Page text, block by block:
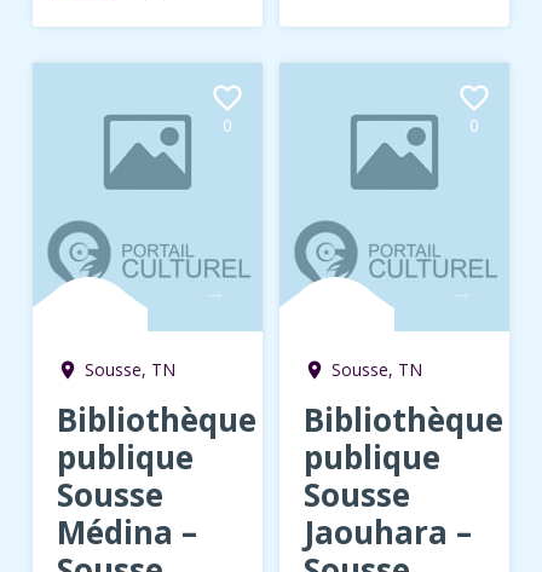
favorite_border
0
→
room Sousse, TN
Bibliothèque
publique
Sousse
Médina –
favorite_border
0
→
room Sousse, TN
Bibliothèque
publique
Sousse
Jaouhara –